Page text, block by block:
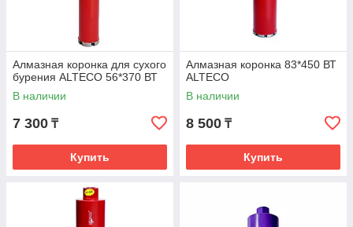
Алмазная коронка для сухого
бурения ALTECO 56*370 ВТ
В наличии
7 300 ₸
Купить
Алмазная коронка 83*450 ВТ
ALTECO
В наличии
8 500 ₸
Купить